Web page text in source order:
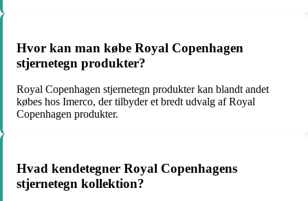
Hvor kan man købe Royal Copenhagen
stjernetegn produkter?
Royal Copenhagen stjernetegn produkter kan blandt andet
købes hos Imerco, der tilbyder et bredt udvalg af Royal
Copenhagen produkter.
Hvad kendetegner Royal Copenhagens
stjernetegn kollektion?